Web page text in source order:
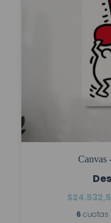
Canvas
6 cuotas